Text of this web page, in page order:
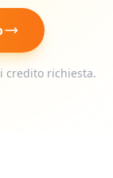
credito richiesta.